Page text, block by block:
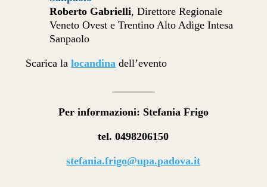
Roberto Gabrielli, Direttore Regionale
Veneto Ovest e Trentino Alto Adige Intesa
Sanpaolo
Scarica lalocandina dell’evento
Per informazioni: Stefania Frigo
tel. 0498206150
stefania.frigo@upa.padova.it